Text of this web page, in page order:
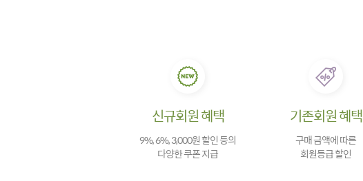
신규회원 혜택
9%, 6%, 3,000원 할인 등의
다양한 쿠폰 지급
기존회원 혜택
구매 금액에 따른
회원등급 할인